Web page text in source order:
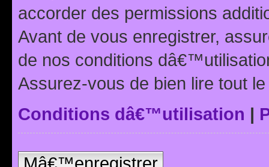
accorder des permissions
Avant de vous enregistrer,
de nos conditions
Assurez-vous de bien lire tout
Conditions dâ€™utilisation |
Mâ€™enregistrer